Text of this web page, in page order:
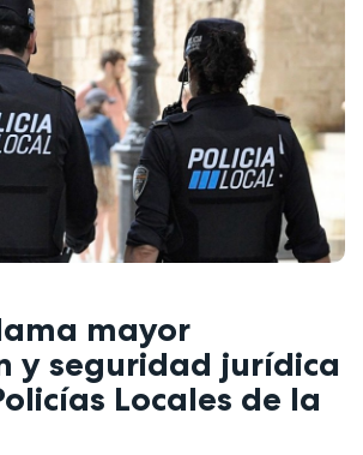
mayor
y seguridad jurídica
Locales de la